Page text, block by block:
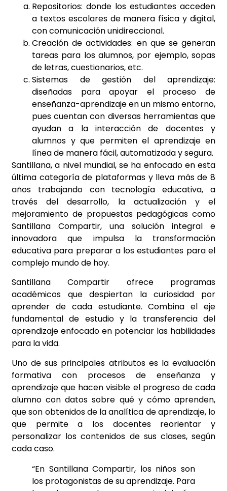
Repositorios: donde los estudiantes acceden
a textos escolares de manera física y digital,
con comunicación unidireccional.
Creación de actividades: en que se generan
tareas para los alumnos, por ejemplo, sopas
de letras, cuestionarios, etc.
Sistemas de gestión del aprendizaje:
diseñadas para apoyar el proceso de
enseñanza-aprendizaje en un mismo entorno,
pues cuentan con diversas herramientas que
ayudan a la interacción de docentes y
alumnos y que permiten el aprendizaje en
línea de manera fácil, automatizada y segura.
Santillana, a nivel mundial, se ha enfocado en esta
última categoría de plataformas y lleva más de 8
años trabajando con tecnología educativa, a
través del desarrollo, la actualización y el
mejoramiento de propuestas pedagógicas como
Santillana Compartir, una solución integral e
innovadora que impulsa la transformación
educativa para preparar a los estudiantes para el
complejo mundo de hoy.
Santillana Compartir ofrece programas
académicos que despiertan la curiosidad por
aprender de cada estudiante. Combina el eje
fundamental de estudio y la transferencia del
aprendizaje enfocado en potenciar las habilidades
para la vida.
Uno de sus principales atributos es la evaluación
formativa con procesos de enseñanza y
aprendizaje que hacen visible el progreso de cada
alumno con datos sobre qué y cómo aprenden,
que son obtenidos de la analítica de aprendizaje, lo
que permite a los docentes reorientar y
personalizar los contenidos de sus clases, según
cada caso.
“En Santillana Compartir, los niños son
los protagonistas de su aprendizaje. Para